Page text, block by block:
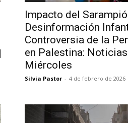
Impacto del
Desinformación
Controversia de la
en Palestina:
Miércoles
Silvia Pastor - 4 de febrero de 2026